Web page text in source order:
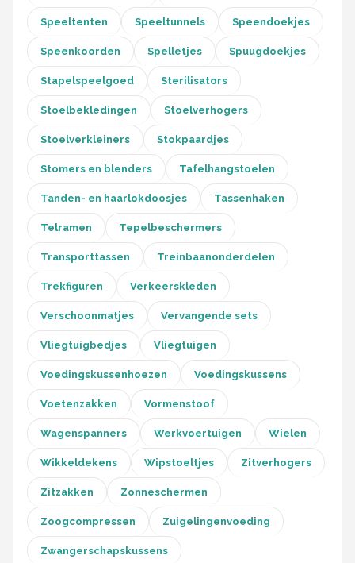
Speeltenten Speeltunnels Speendoekjes
Speenkoorden Spelletjes Spuugdoekjes
Stapelspeelgoed Sterilisators
Stoelbekledingen Stoelverhogers
Stoelverkleiners Stokpaardjes
Stomers en blenders Tafelhangstoelen
Tanden- en haarlokdoosjes Tassenhaken
Telramen Tepelbeschermers
Transporttassen Treinbaanonderdelen
Trekfiguren Verkeerskleden
Verschoonmatjes Vervangende sets
Vliegtuigbedjes Vliegtuigen
Voedingskussenhoezen Voedingskussens
Voetenzakken Vormenstoof
Wagenspanners Werkvoertuigen Wielen
Wikkeldekens Wipstoeltjes Zitverhogers
Zitzakken Zonneschermen
Zoogcompressen Zuigelingenvoeding
Zwangerschapskussens